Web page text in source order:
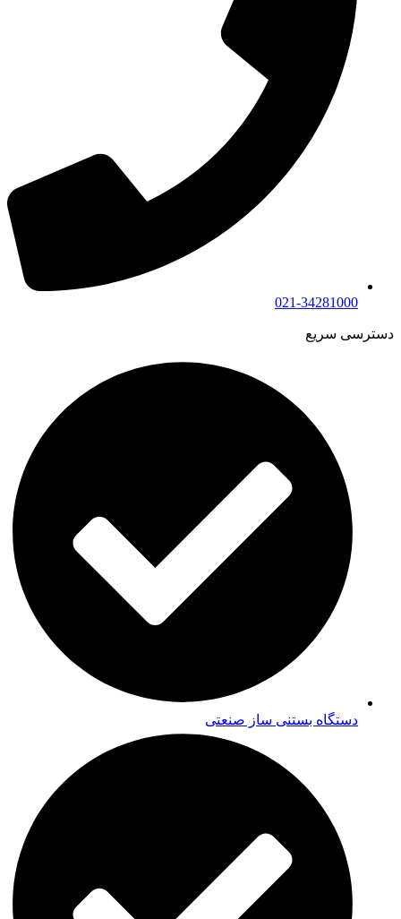
021-34281000
دسترسی سریع
دستگاه بستنی ساز صنعتی